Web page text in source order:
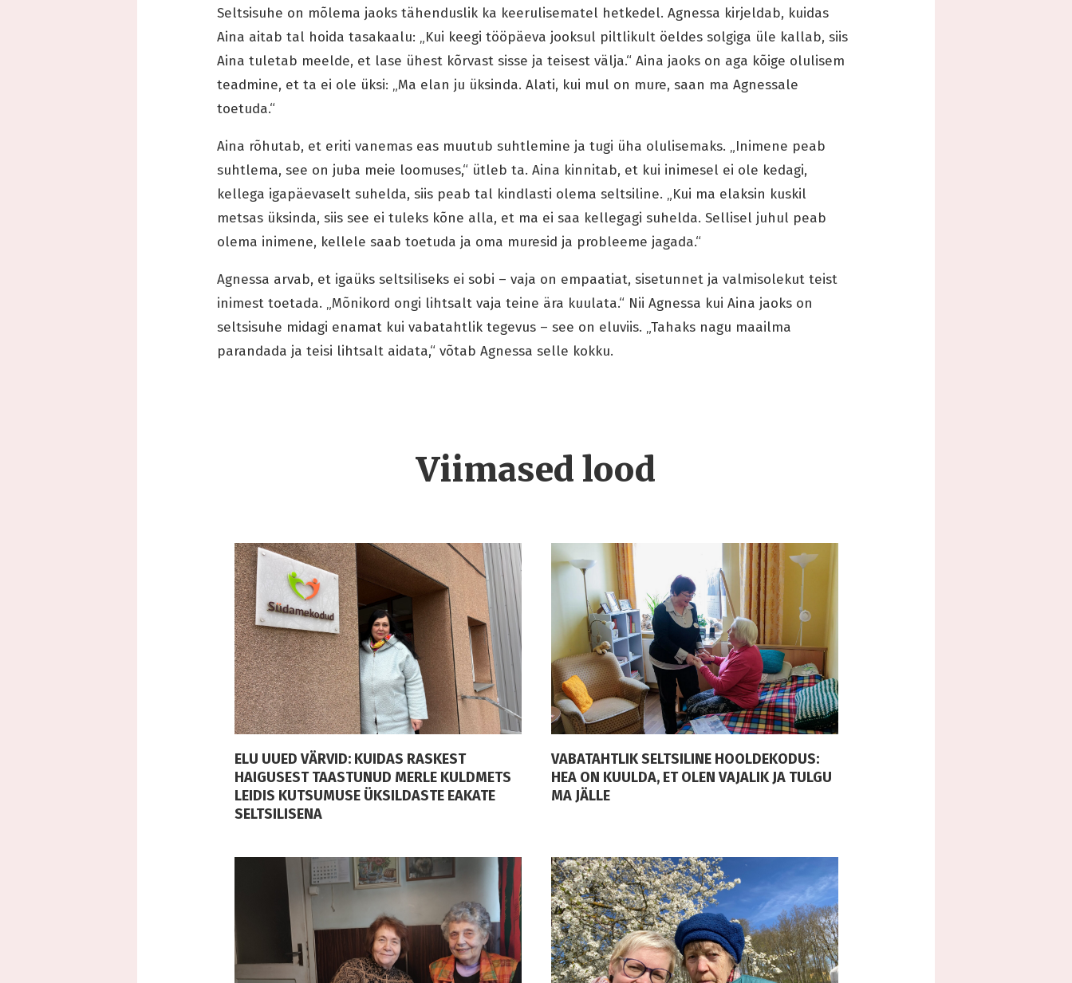
Seltsisuhe on mõlema jaoks tähenduslik ka keerulisematel hetkedel. Agnessa kirjeldab, kuidas
Aina aitab tal hoida tasakaalu: „Kui keegi tööpäeva jooksul piltlikult öeldes solgiga üle kallab, siis
Aina tuletab meelde, et lase ühest kõrvast sisse ja teisest välja.“ Aina jaoks on aga kõige olulisem
teadmine, et ta ei ole üksi: „Ma elan ju üksinda. Alati, kui mul on mure, saan ma Agnessale
toetuda.“
Aina rõhutab, et eriti vanemas eas muutub suhtlemine ja tugi üha olulisemaks. „Inimene peab
suhtlema, see on juba meie loomuses,“ ütleb ta. Aina kinnitab, et kui inimesel ei ole kedagi,
kellega igapäevaselt suhelda, siis peab tal kindlasti olema seltsiline. „Kui ma elaksin kuskil
metsas üksinda, siis see ei tuleks kõne alla, et ma ei saa kellegagi suhelda. Sellisel juhul peab
olema inimene, kellele saab toetuda ja oma muresid ja probleeme jagada.“
Agnessa arvab, et igaüks seltsiliseks ei sobi – vaja on empaatiat, sisetunnet ja valmisolekut teist
inimest toetada. „Mõnikord ongi lihtsalt vaja teine ära kuulata.“ Nii Agnessa kui Aina jaoks on
seltsisuhe midagi enamat kui vabatahtlik tegevus – see on eluviis. „Tahaks nagu maailma
parandada ja teisi lihtsalt aidata,“ võtab Agnessa selle kokku.
Viimased lood
ELU UUED VÄRVID: KUIDAS RASKEST
HAIGUSEST TAASTUNUD MERLE KULDMETS
LEIDIS KUTSUMUSE ÜKSILDASTE EAKATE
SELTSILISENA
VABATAHTLIK SELTSILINE HOOLDEKODUS:
HEA ON KUULDA, ET OLEN VAJALIK JA TULGU
MA JÄLLE